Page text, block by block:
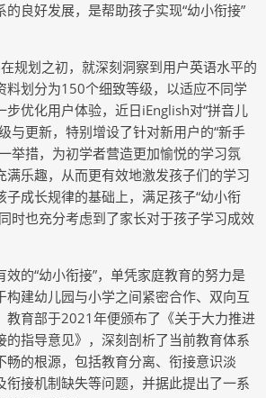
良好发展，是帮助孩子实现“幼小衔接”
规划之初，就深刻洞察到用户英语水平的
料划分为150个细致等级，以适应不同学
步优化用户体验，近日iEnglish对“拼音儿
与更新，特别增设了针对新用户的“新手
举措，为初学者营造更加愉悦的学习氛
满乐趣，从而更有效地激发孩子们的学习
子成长规律的基础上，满足孩子“幼小衔
时也充分考虑到了家长对于孩子学习成效
效的“幼小衔接”，单凭家庭教育的努力是
构建幼儿园与小学之间紧密合作、双向互
教育部于2021年便颁布了《关于大力推进
的指导意见》，深刻剖析了当前教育体系
畅的根源，包括教育分离、衔接意识淡
衔接机制缺失等问题，并据此提出了一系